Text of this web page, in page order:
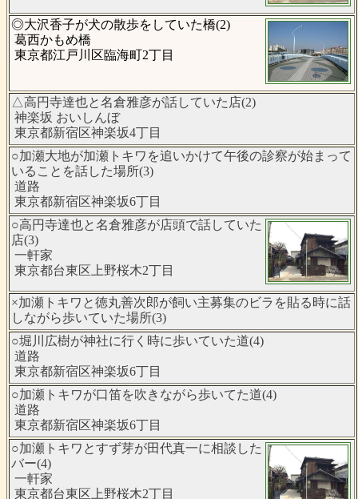
◎大沢香子が犬の散歩をしていた橋(2)
葛西かもめ橋
東京都江戸川区臨海町2丁目
△高円寺達也と名倉雅彦が話していた店(2)
神楽坂 おいしんぼ
東京都新宿区神楽坂4丁目
○加瀬大地が加瀬トキワを追いかけて午後の診察が始まって
いることを話した場所(3)
道路
東京都新宿区神楽坂6丁目
○高円寺達也と名倉雅彦が店頭で話していた
店(3)
一軒家
東京都台東区上野桜木2丁目
×加瀬トキワと徳丸善次郎が飼い主募集のビラを貼る時に話
しながら歩いていた場所(3)
○堀川広樹が神社に行く時に歩いていた道(4)
道路
東京都新宿区神楽坂6丁目
○加瀬トキワが口笛を吹きながら歩いてた道(4)
道路
東京都新宿区神楽坂6丁目
○加瀬トキワとすず芽が田代真一に相談した
バー(4)
一軒家
東京都台東区上野桜木2丁目